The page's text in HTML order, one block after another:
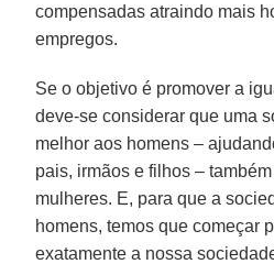
compensadas atraindo mais
empregos.
Se o objetivo é promover a
deve-se considerar que uma
melhor aos homens –
pais, irmãos e filhos –
mulheres. E, para que a
homens, temos que começar
exatamente a nossa